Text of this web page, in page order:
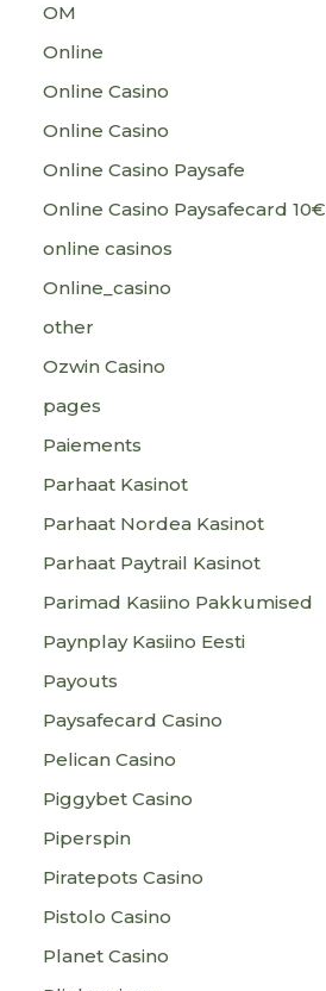
OM
Online
Online Casino
Online Casino
Online Casino Paysafe
Online Casino Paysafecard 10€
online casinos
Online_casino
other
Ozwin Casino
pages
Paiements
Parhaat Kasinot
Parhaat Nordea Kasinot
Parhaat Paytrail Kasinot
Parimad Kasiino Pakkumised
Paynplay Kasiino Eesti
Payouts
Paysafecard Casino
Pelican Casino
Piggybet Casino
Piperspin
Piratepots Casino
Pistolo Casino
Planet Casino